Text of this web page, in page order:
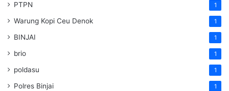
PTPN 1
Warung Kopi Ceu Denok 1
BINJAI 1
brio 1
poldasu 1
Polres Binjai 1